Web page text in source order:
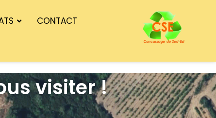
CONTACT
visiter !